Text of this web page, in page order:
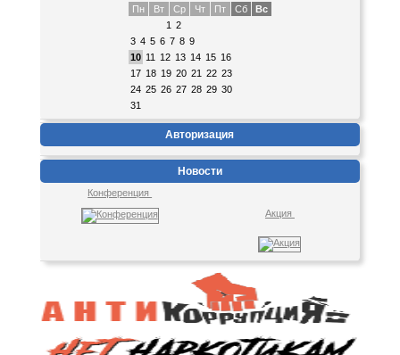
Пн
Вт Ср Чт Пт Сб
Вс
1 2
3 4 5 6 7 8 9
10 11 12 13 14 15 16
17 18 19 20 21 22 23
24 25 26 27 28 29 30
31
Авторизация
Новости
Конференция
Акция